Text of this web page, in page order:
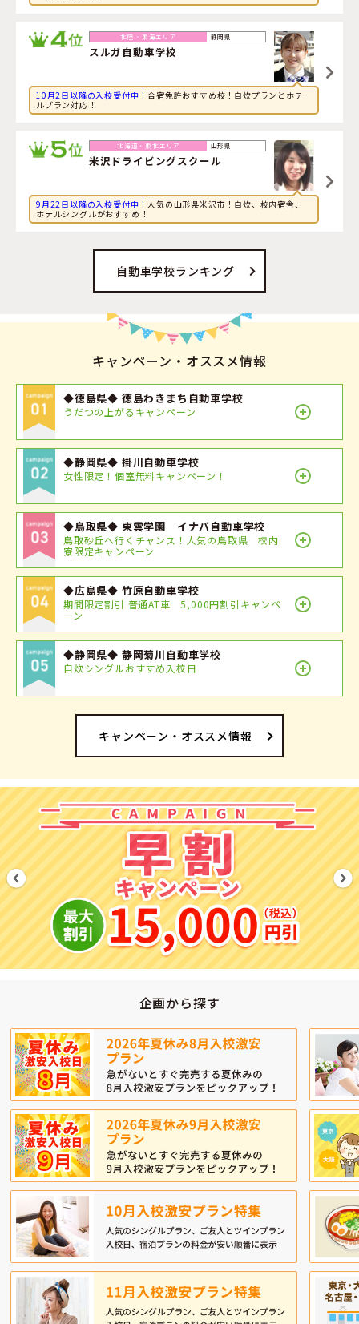
静岡県
スルガ自動車学校
10月2日以降の入校受付中！合宿免許おすすめ校！自炊プランとホテ
ルプラン対応！
山形県
米沢ドライビングスクール
9月22日以降の入校受付中！人気の山形県米沢市！自炊、校内宿舎、
ホテルシングルがおすすめ！
自動車学校ランキング
キャンペーン・オススメ情報
◆徳島県◆ 徳島わきまち自動車学校
うだつの上がるキャンペーン
◆静岡県◆ 掛川自動車学校
女性限定！個室無料キャンペーン！
◆鳥取県◆ 東雲学園 イナバ自動車学校
鳥取砂丘へ行くチャンス！人気の鳥取県 校内
寮限定キャンペーン
◆広島県◆ 竹原自動車学校
期間限定割引 普通AT車 5,000円割引キャンペ
ーン
◆静岡県◆ 静岡菊川自動車学校
自炊シングルおすすめ入校日
キャンペーン・オススメ情報
企画から探す